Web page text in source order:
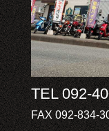
TEL 092-
FAX 092-834-